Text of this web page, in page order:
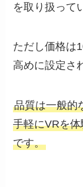
を取り扱って
ただし価格は
高めに設定さ
品質は一般的
手軽にVRを
です。